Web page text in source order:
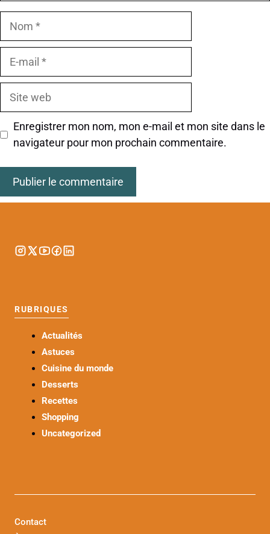
Nom
Site
Enregistrer mon nom, mon e-mail et mon site dans le
navigateur pour mon prochain commentaire.
RUBRIQUES
Actualités
Astuces
Cuisine du monde
Desserts
Recettes
Shopping
Uncategorized
Contact